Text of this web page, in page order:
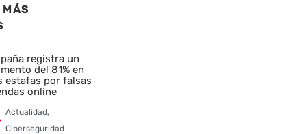
MÁS
registra un
del 81% en
estafas por falsas
online
Actualidad,
Ciberseguridad